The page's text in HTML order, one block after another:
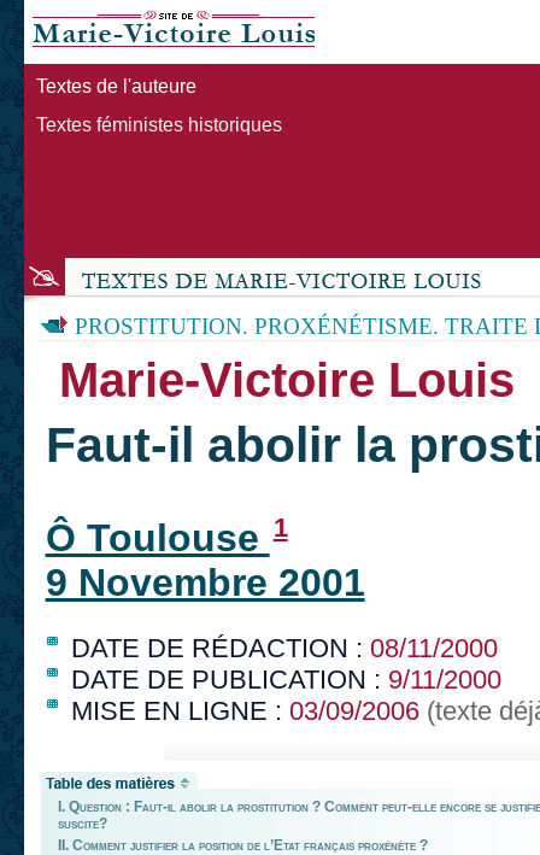
Textes de l'auteure
Textes féministes historiques
PROSTITUTION. PROXÉNÉTISME. TRAITE
Marie-Victoire Louis
Faut-il abolir la
Ô Toulouse 1
9 Novembre 2001
DATE DE RÉDACTION : 08/11/2000
DATE DE PUBLICATION : 9/11/2000
MISE EN LIGNE : 03/09/2006(texte
I. Question : Faut-il abolir la prostitution ? Comment peut-elle encore se
suscite?
II. Comment justifier la position de l’Etat français proxénète ?